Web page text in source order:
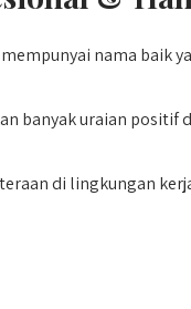
nama baik
banyak uraian positif
di lingkungan